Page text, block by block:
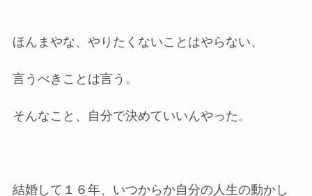
ほんまやな、やりたくないことはやらない、
言うべきことは言う。
そんなこと、自分で決めていいんやった。
結婚して１６年、いつからか自分の人生の動かし